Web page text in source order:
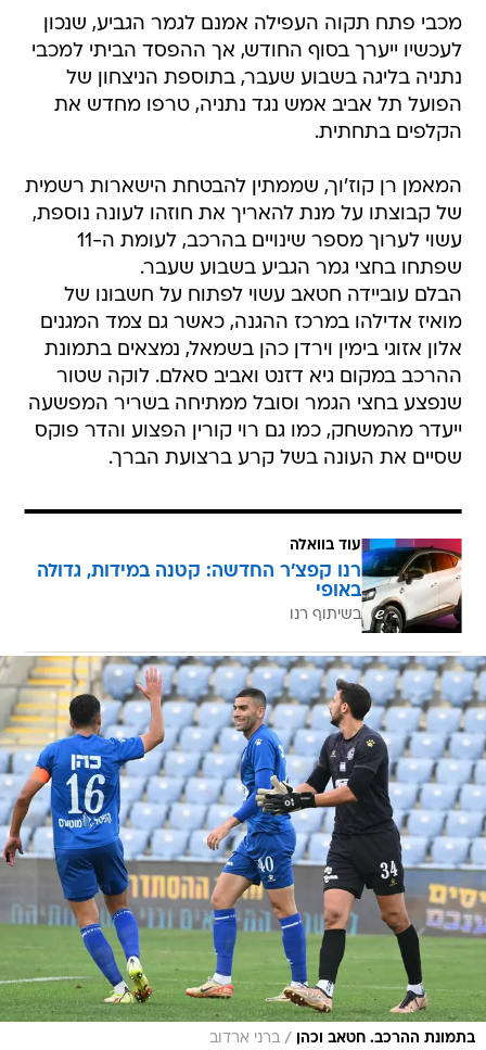
מכבי פתח תקוה העפילה אמנם לגמר הגביע, שנכון
לעכשיו ייערך בסוף החודש, אך ההפסד הביתי למכבי
נתניה בליגה בשבוע שעבר, בתוספת הניצחון של
הפועל תל אביב אמש נגד נתניה, טרפו מחדש את
הקלפים בתחתית.
המאמן רן קוז'וך, שממתין להבטחת הישארות רשמית
של קבוצתו על מנת להאריך את חוזהו לעונה נוספת,
עשוי לערוך מספר שינויים בהרכב, לעומת ה-11
שפתחו בחצי גמר הגביע בשבוע שעבר.
הבלם עוביידה חטאב עשוי לפתוח על חשבונו של
מואיז אדילהו במרכז ההגנה, כאשר גם צמד המגנים
אלון אזוגי בימין וירדן כהן בשמאל, נמצאים בתמונת
ההרכב במקום גיא דזנט ואביב סאלם. לוקה שטור
שנפצע בחצי הגמר וסובל ממתיחה בשריר המפשעה
ייעדר מהמשחק, כמו גם רוי קורין הפצוע והדר פוקס
שסיים את העונה בשל קרע ברצועת הברך.
עוד בוואלה
רנו קפצ'ר החדשה: קטנה במידות, גדולה
באופי
בשיתוף רנו
בתמונת ההרכב. חטאב וכהן / ברני ארדוב